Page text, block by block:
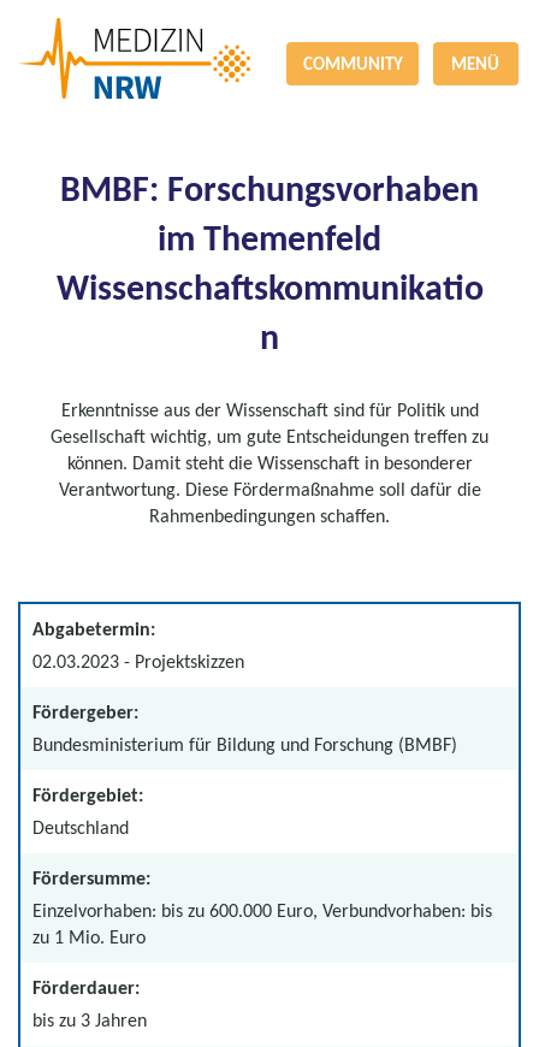
COMMUNITY MENÜ
BMBF: Forschungsvorhaben
im Themenfeld
Wissenschaftskommunikatio
n
Erkenntnisse aus der Wissenschaft sind für Politik und
Gesellschaft wichtig, um gute Entscheidungen treffen zu
können. Damit steht die Wissenschaft in besonderer
Verantwortung. Diese Fördermaßnahme soll dafür die
Rahmenbedingungen schaffen.
Abgabetermin:
02.03.2023 - Projektskizzen
Fördergeber:
Bundesministerium für Bildung und Forschung (BMBF)
Fördergebiet:
Deutschland
Fördersumme:
Einzelvorhaben: bis zu 600.000 Euro, Verbundvorhaben: bis
zu 1 Mio. Euro
Förderdauer:
bis zu 3 Jahren